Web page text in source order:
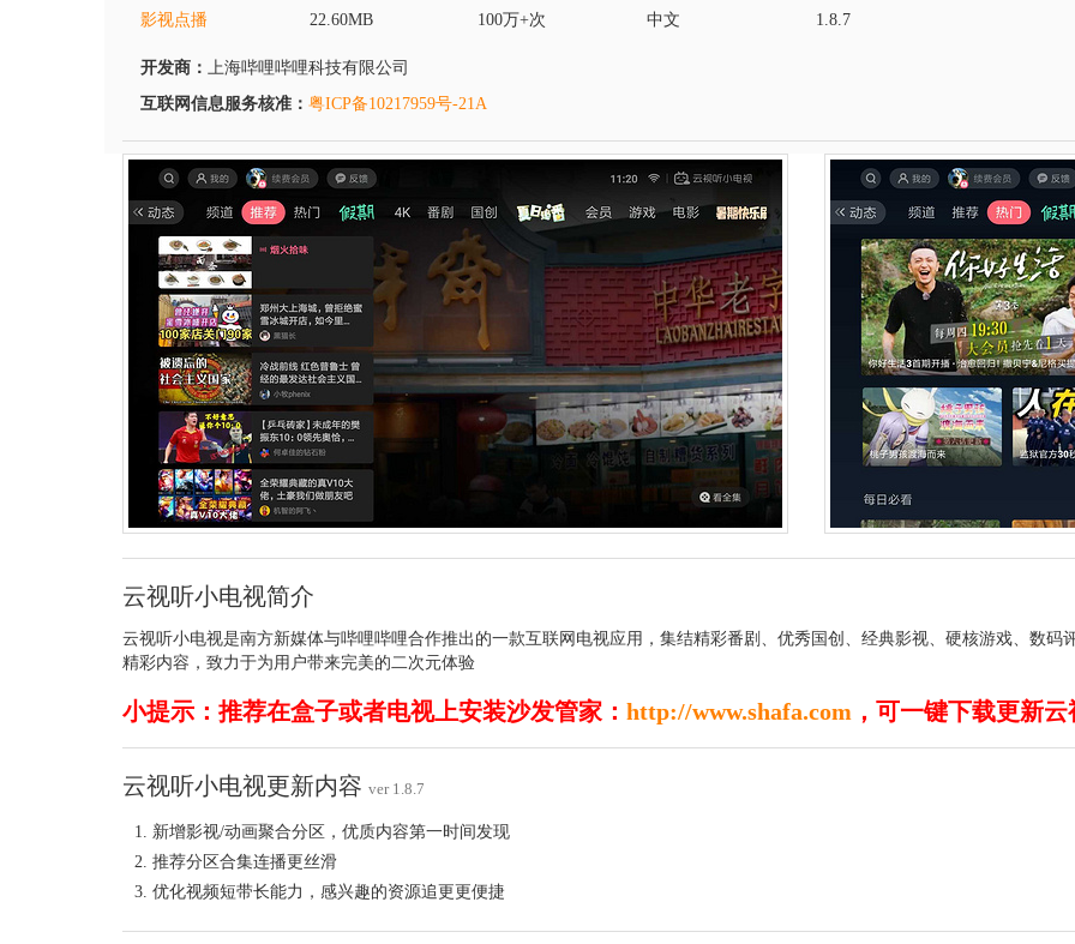
影视点播
22.60MB
100万+次
中文
1.8.7
开发商： 上海哔哩哔哩科技有限公司
互联网信息服务核准： 粤ICP备10217959号-21A
云视听小电视简介
云视听小电视是南方新媒体与哔哩哔哩合作推出的一款互联网电视应用，集结精彩番剧、优秀国创、经典影视、硬核游戏、数
精彩内容，致力于为用户带来完美的二次元体验
小提示：推荐在盒子或者电视上安装沙发管家： http://www.shafa.com ，可一键下载更新
云视听小电视更新内容 ver 1.8.7
新增影视/动画聚合分区，优质内容第一时间发现
推荐分区合集连播更丝滑
优化视频短带长能力，感兴趣的资源追更更便捷